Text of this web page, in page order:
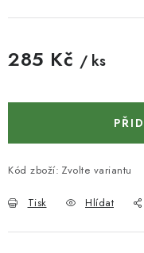
NÁSTROJE PRO
POTŘEBUJI DOBRÝ
KONTAKTY
285 Kč / ks
Kód zboží: Zvolte variantu
Tisk Hlídat